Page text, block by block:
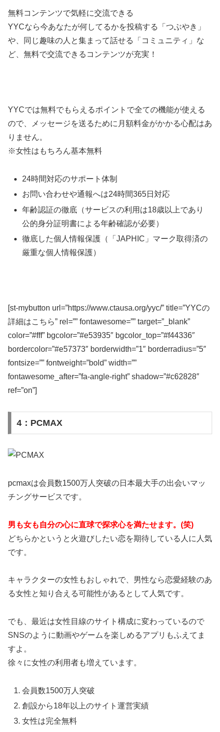
無料コンテンツで気軽に交流できる
YYCなら今あなたが何してるかを投稿する「つぶやき」
や、同じ趣味の人と集まって話せる「コミュニティ」な
ど、無料で交流できるコンテンツが充実！
YYCでは無料でもらえるポイントで全ての機能が使える
ので、メッセージを送るために月額料金がかかる心配はあ
りません。
※女性はもちろん基本無料
24時間対応のサポート体制
お問い合わせや通報へは24時間365日対応
年齢認証の徹底（サービスの利用は18歳以上であり
公的身分証明書による年齢確認が必要）
徹底した個人情報保護（「JAPHIC」マーク取得済の
厳重な個人情報保護）
[st-mybutton url=”https://www.ctausa.org/yyc/” title=”YYCの
詳細はこちら” rel=”” fontawesome=”” target=”_blank”
color=”#fff” bgcolor=”#e53935″ bgcolor_top=”#f44336″
bordercolor=”#e57373″ borderwidth=”1″ borderradius=”5″
fontsize=”” fontweight=”bold” width=””
fontawesome_after=”fa-angle-right” shadow=”#c62828″
ref=”on”]
4：PCMAX
pcmaxは会員数1500万人突破の日本最大手の出会いマッ
チングサービスです。
男も女も自分の心に直球で探求心を満たせます。(笑)
どちらかというと火遊びしたい恋を期待している人に人気
です。
キャラクターの女性もおしゃれで、男性なら恋愛経験のあ
る女性と知り合える可能性があるとして人気です。
でも、最近は女性目線のサイト構成に変わっているので
SNSのように動画やゲームを楽しめるアプリもふえてま
すよ。
徐々に女性の利用者も増えています。
会員数1500万人突破
創設から18年以上のサイト運営実績
女性は完全無料